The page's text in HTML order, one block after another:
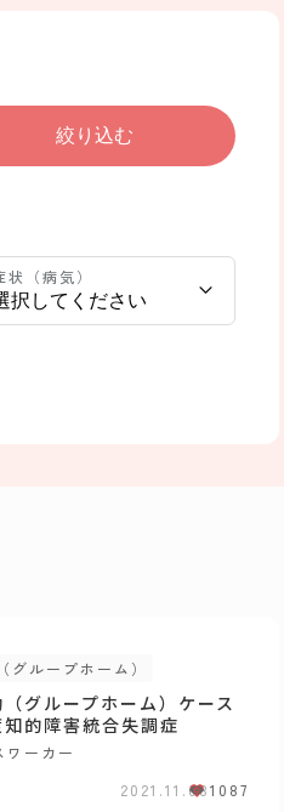
状（病気）
グループホーム）
グループホーム）ケース
的障害統合失調症
ワーカー
2021.11.081087